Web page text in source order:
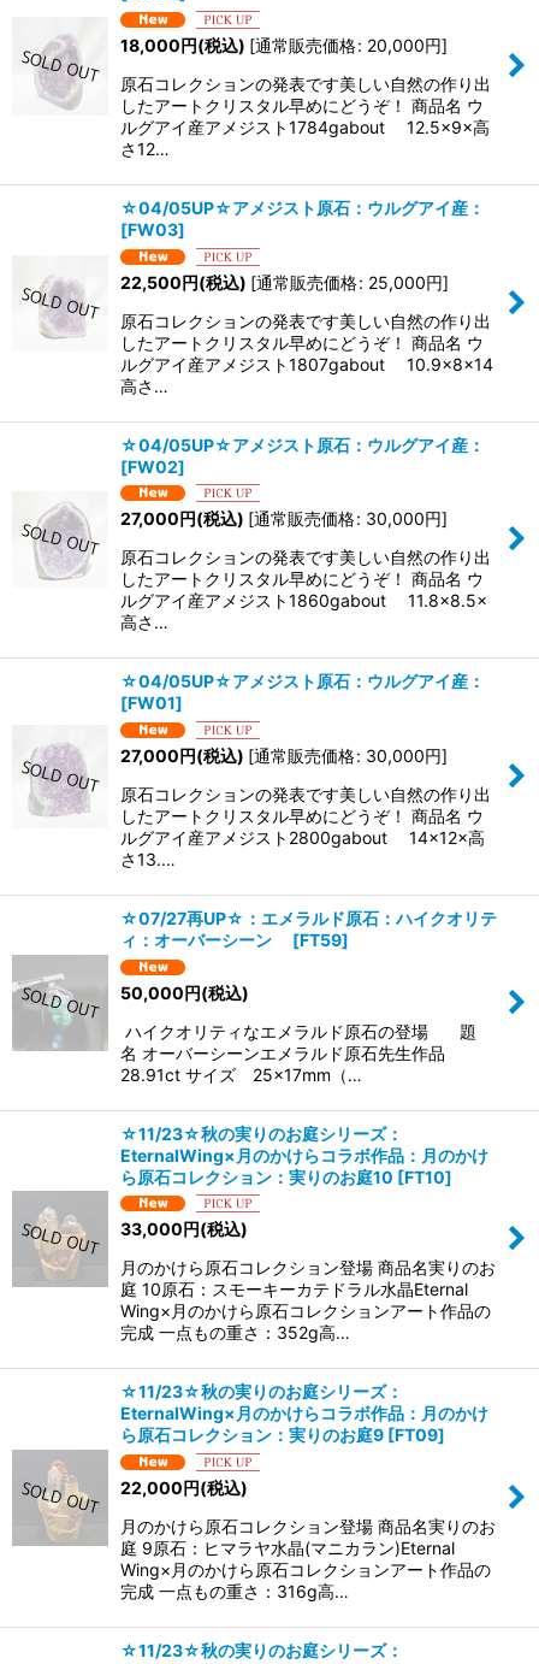
18,000円(税込) [通常販売価格: 20,000円]
原石コレクションの発表です美しい自然の作り出
したアートクリスタル早めにどうぞ！ 商品名 ウ
ルグアイ産アメジスト1784gabout 12.5×9×高
さ12…
☆04/05UP☆アメジスト原石：ウルグアイ産：
[FW03]
22,500円(税込) [通常販売価格: 25,000円]
原石コレクションの発表です美しい自然の作り出
したアートクリスタル早めにどうぞ！ 商品名 ウ
ルグアイ産アメジスト1807gabout 10.9×8×14
高さ…
☆04/05UP☆アメジスト原石：ウルグアイ産：
[FW02]
27,000円(税込) [通常販売価格: 30,000円]
原石コレクションの発表です美しい自然の作り出
したアートクリスタル早めにどうぞ！ 商品名 ウ
ルグアイ産アメジスト1860gabout 11.8×8.5×
高さ…
☆04/05UP☆アメジスト原石：ウルグアイ産：
[FW01]
27,000円(税込) [通常販売価格: 30,000円]
原石コレクションの発表です美しい自然の作り出
したアートクリスタル早めにどうぞ！ 商品名 ウ
ルグアイ産アメジスト2800gabout 14×12×高
さ13.…
☆07/27再UP☆：エメラルド原石：ハイクオリテ
ィ：オーバーシーン
[FT59]
50,000円(税込)
ハイクオリティなエメラルド原石の登場 題
名 オーバーシーンエメラルド原石先生作品
28.91ct サイズ 25×17mm（…
☆11/23☆秋の実りのお庭シリーズ：
EternalWing×月のかけらコラボ作品：月のかけ
ら原石コレクション：実りのお庭10 [FT10]
33,000円(税込)
月のかけら原石コレクション登場 商品名実りのお
庭 10原石：スモーキーカテドラル水晶Eternal
Wing×月のかけら原石コレクションアート作品の
完成 一点もの重さ：352g高…
☆11/23☆秋の実りのお庭シリーズ：
EternalWing×月のかけらコラボ作品：月のかけ
ら原石コレクション：実りのお庭9 [FT09]
22,000円(税込)
月のかけら原石コレクション登場 商品名実りのお
庭 9原石：ヒマラヤ水晶(マニカラン)Eternal
Wing×月のかけら原石コレクションアート作品の
完成 一点もの重さ：316g高…
☆11/23☆秋の実りのお庭シリーズ：